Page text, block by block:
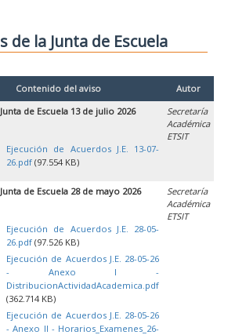
de la Junta de Escuela
Contenido del aviso
Autor
de Escuela 13 de julio 2026
Ejecución de Acuerdos J.E. 13-07-
26.pdf (97.554 KB)
Secretaría
Académica
ETSIT
de Escuela 28 de mayo 2026
Ejecución de Acuerdos J.E. 28-05-
26.pdf (97.526 KB)
Ejecución de Acuerdos J.E. 28-05-26
- Anexo I -
DistribucionActividadAcademica.pdf
(362.714 KB)
Ejecución de Acuerdos J.E. 28-05-26
- Anexo II - Horarios_Examenes_26-
Secretaría
Académica
ETSIT